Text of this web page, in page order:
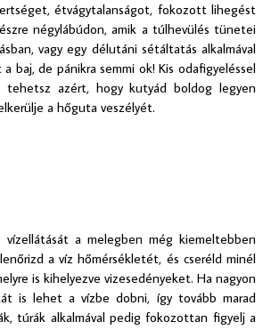
étvágytalanságot, fokozott lihegést
négylábúdon, amik a túlhevülés tünetei
vagy egy délutáni sétáltatás alkalmával
baj, de pánikra semmi ok! Kis odafigyeléssel
azért, hogy kutyád boldog legyen
a hőguta veszélyét.
a melegben még kiemeltebben
a víz hőmérsékletét, és cseréld minél
is kihelyezve vizesedényeket. Ha nagyon
is lehet a vízbe dobni, így tovább marad
túrák alkalmával pedig fokozottan figyelj a